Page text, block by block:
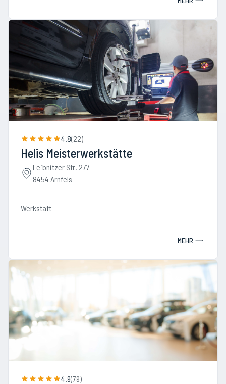
4.8(22)
Helis Meisterwerkstätte
Leibnitzer Str. 277
8454 Arnfels
Werkstatt
MEHR
4.9(79)